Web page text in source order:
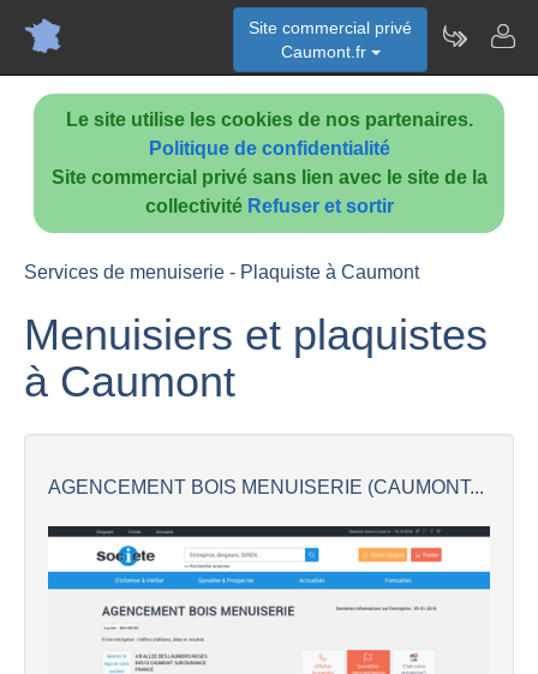
Le site utilise les cookies de nos partenaires.
Politique de confidentialité
Site commercial privé sans lien avec le site de la
collectivité Refuser et sortir
Site commercial privé
Caumont.fr
Services de menuiserie - Plaquiste à Caumont
Menuisiers et plaquistes
à Caumont
AGENCEMENT BOIS MENUISERIE (CAUMONT...